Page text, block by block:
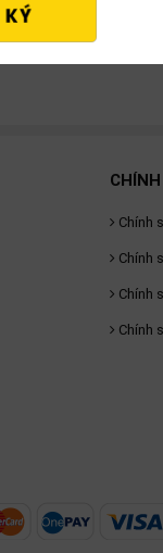
Chính
Chính
Chính
Chính